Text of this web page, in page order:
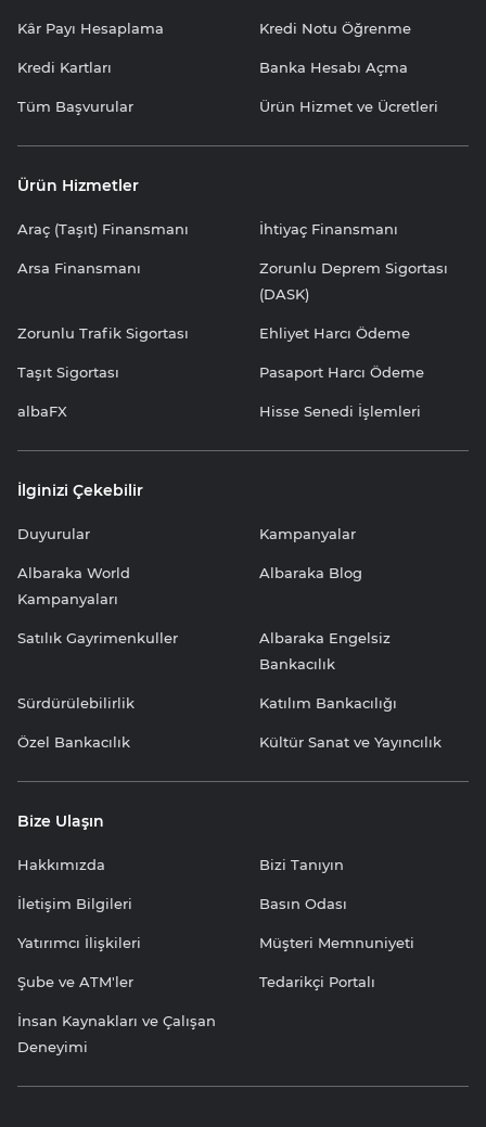
Kâr Payı Hesaplama Kredi Notu Öğrenme
Kredi Kartları Banka Hesabı Açma
Tüm Başvurular Ürün Hizmet ve Ücretleri
Ürün Hizmetler
Araç (Taşıt) Finansmanı İhtiyaç Finansmanı
Arsa Finansmanı
Zorunlu Deprem Sigortası
(DASK)
Zorunlu Trafik Sigortası Ehliyet Harcı Ödeme
Taşıt Sigortası Pasaport Harcı Ödeme
albaFX Hisse Senedi İşlemleri
İlginizi Çekebilir
Duyurular Kampanyalar
Albaraka World
Kampanyaları
Albaraka Blog
Satılık Gayrimenkuller
Albaraka Engelsiz
Bankacılık
Sürdürülebilirlik Katılım Bankacılığı
Özel Bankacılık Kültür Sanat ve Yayıncılık
Bize Ulaşın
Hakkımızda Bizi Tanıyın
İletişim Bilgileri Basın Odası
Yatırımcı İlişkileri Müşteri Memnuniyeti
Şube ve ATM'ler Tedarikçi Portalı
İnsan Kaynakları ve Çalışan
Deneyimi